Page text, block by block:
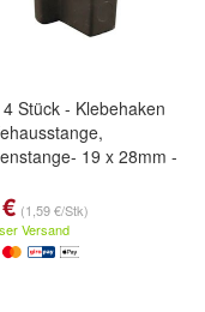
Stück - Klebehaken
19 x 28mm -
(1,59 €/Stk)
Versand